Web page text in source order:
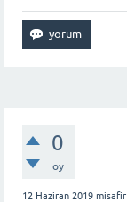
0
oy
12 Haziran 2019 misafir